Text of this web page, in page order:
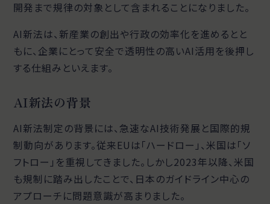
開発まで規律の対象として含まれることになりました。
AI新法は、新産業の創出や行政の効率化を進めるとと
もに、企業にとって安全で透明性の高いAI活用を後押し
する仕組みといえます。
AI新法の背景
AI新法制定の背景には、急速なAI技術発展と国際的規
制動向があります。従来EUは「ハードロー」、米国は「ソ
フトロー」を重視してきました。しかし2023年以降、米国
も規制に踏み出したことで、日本のガイドライン中心の
アプローチに問題意識が高まりました。